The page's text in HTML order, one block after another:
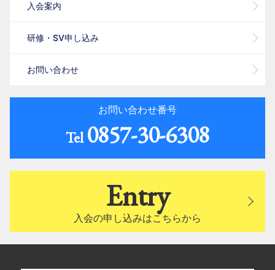
入会案内
研修・SV申し込み
お問い合わせ
お問い合わせ番号
Tel0857-30-6308
Entry
入会の申し込みはこちらから